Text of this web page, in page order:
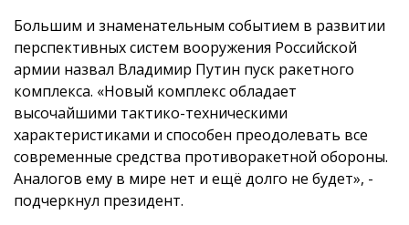
Большим и знаменательным событием в развитии
перспективных систем вооружения Российской
армии назвал Владимир Путин пуск ракетного
комплекса. «Новый комплекс обладает
высочайшими тактико-техническими
характеристиками и способен преодолевать все
современные средства противоракетной обороны.
Аналогов ему в мире нет и ещё долго не будет», -
подчеркнул президент.